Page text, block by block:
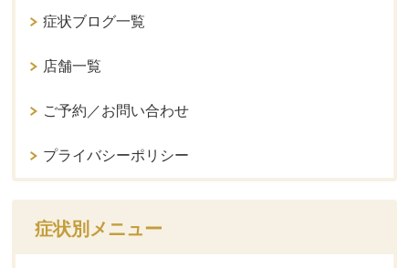
症状ブログ一覧
店舗一覧
ご予約／お問い合わせ
プライバシーポリシー
症状別メニュー